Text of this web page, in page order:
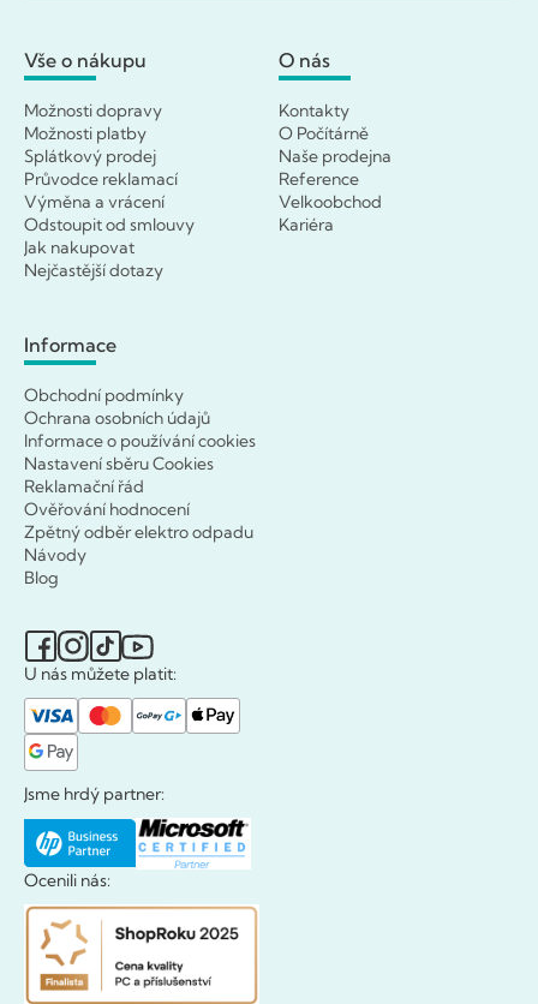
Vše o nákupu
Možnosti dopravy
Možnosti platby
Splátkový prodej
Průvodce reklamací
Výměna a vrácení
Odstoupit od smlouvy
Jak nakupovat
Nejčastější dotazy
O nás
Kontakty
O Počítárně
Naše prodejna
Reference
Velkoobchod
Kariéra
Informace
Obchodní podmínky
Ochrana osobních údajů
Informace o používání cookies
Nastavení sběru Cookies
Reklamační řád
Ověřování hodnocení
Zpětný odběr elektro odpadu
Návody
Blog
U nás můžete platit:
Jsme hrdý partner:
Ocenili nás: